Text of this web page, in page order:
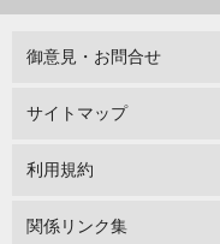
御意見・お問合せ
サイトマップ
利用規約
関係リンク集